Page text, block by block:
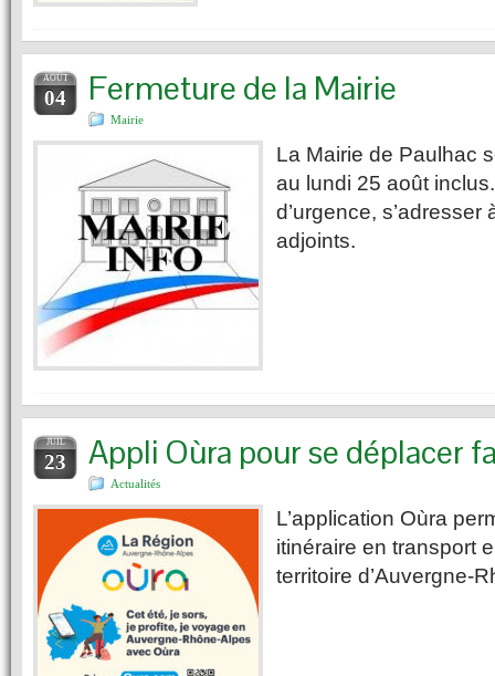
AOÛT
04 Fermeture de la Mairie
Mairie
La Mairie de Paulhac
au lundi 25 août
d’urgence,
adjoints.
JUIL
23 Appli Oùra pour se déplacer
Actualités
L’application Oùra
itinéraire en transport
territoire d’Auvergne-